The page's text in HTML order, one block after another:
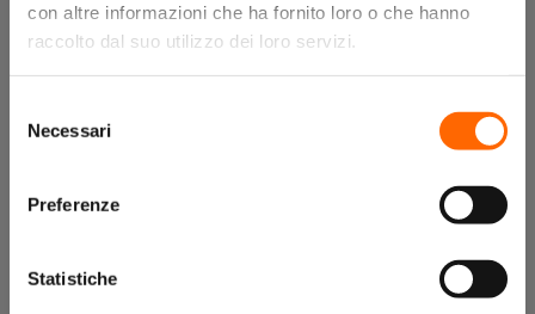
con altre informazioni che ha fornito loro o che hanno
raccolto dal suo utilizzo dei loro servizi.
delNecessari
Preferenze
Statistiche
Descrizione